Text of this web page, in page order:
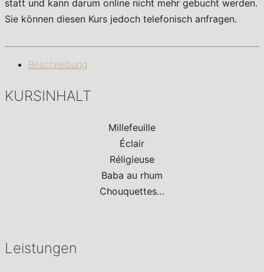
statt und kann darum online nicht mehr gebucht werden.
Sie können diesen Kurs jedoch telefonisch anfragen.
Beschreibung
KURSINHALT
Millefeuille
Éclair
Réligieuse
Baba au rhum
Chouquettes…
Leistungen